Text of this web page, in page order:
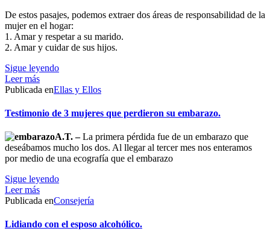
De estos pasajes, podemos extraer dos áreas de responsabilidad de la
mujer en el hogar:
1. Amar y respetar a su marido.
2. Amar y cuidar de sus hijos.
Sigue leyendo
Leer más
Publicada enEllas y Ellos
Testimonio de 3 mujeres que perdieron su embarazo.
A.T. –La primera pérdida fue de un embarazo que
deseábamos mucho los dos. Al llegar al tercer mes nos enteramos
por medio de una ecografía que el embarazo
Sigue leyendo
Leer más
Publicada enConsejería
Lidiando con el esposo alcohólico.